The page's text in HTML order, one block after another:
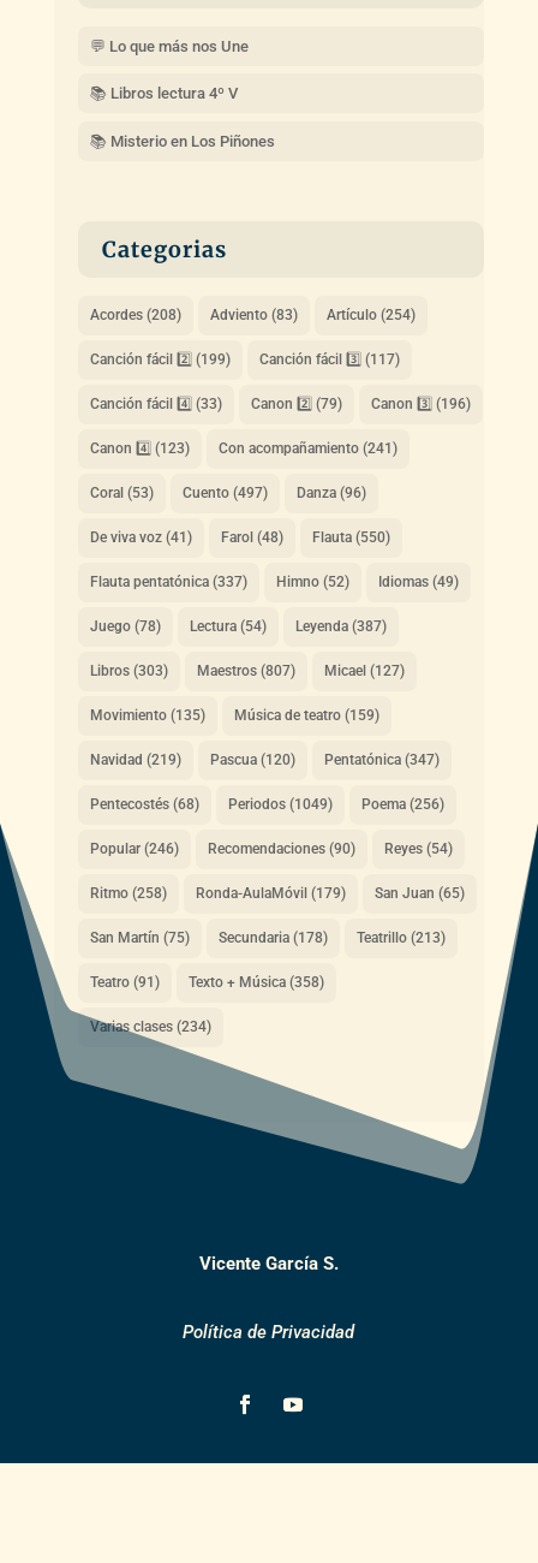
💬 Lo que más nos Une
📚 Libros lectura 4º V
📚 Misterio en Los Piñones
Categorias
Acordes(208) Adviento(83) Artículo(254)
Canción fácil 2️⃣ (199) Canción fácil 3️⃣ (117)
Canción fácil 4️⃣ (33) Canon 2️⃣ (79) Canon 3️⃣ (196)
Canon 4️⃣ (123) Con acompañamiento(241)
Coral(53) Cuento(497) Danza(96)
De viva voz(41) Farol(48) Flauta(550)
Flauta pentatónica(337) Himno(52) Idiomas(49)
Juego(78) Lectura(54) Leyenda(387)
Libros(303) Maestros(807) Micael(127)
Movimiento(135) Música de teatro(159)
Navidad (219) Pascua(120) Pentatónica(347)
Pentecostés(68) Periodos(1049) Poema(256)
Popular(246) Recomendaciones(90) Reyes(54)
Ritmo(258) Ronda-AulaMóvil(179) San Juan (65)
San Martín (75) Secundaria(178) Teatrillo(213)
Teatro(91) Texto + Música(358)
Varias clases(234)
Vicente García S.
Política de Privacidad